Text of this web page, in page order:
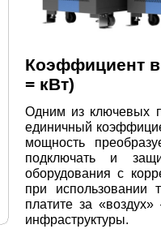
Коэффициент
= кВт)
Одним из ключевых
единичный
мощность
подключать и
оборудования с
при
платите за
инфраструктуры.